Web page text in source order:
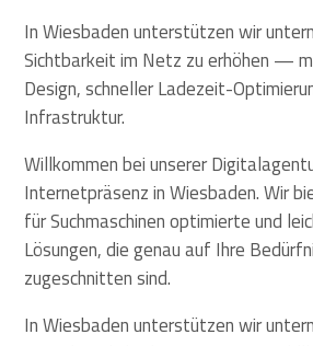
In Wiesbaden unterstützen wir
Sichtbarkeit im Netz zu erhöhen —
Design, schneller Ladezeit-
Infrastruktur.
Willkommen bei unserer
Internetpräsenz in Wiesbaden. Wir
für Suchmaschinen optimierte und
Lösungen, die genau auf Ihre
zugeschnitten sind.
In Wiesbaden unterstützen wir